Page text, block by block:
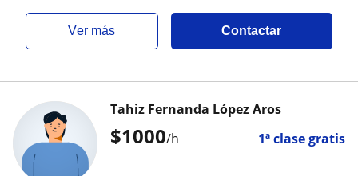
ver más Contactar
$1000/h 1ª clase gratis
Tahiz Fernanda López Aros